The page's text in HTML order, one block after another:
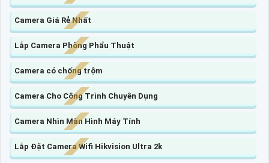
Camera Giá Rẻ Nhất
Lắp Camera Phòng Phẩu Thuật
Camera có chống trộm
Camera Cho Công Trình Chuyên Dụng
Camera Nhìn Màn Hình Máy Tính
Lắp Đặt Camera Wifi Hikvision Ultra 2k